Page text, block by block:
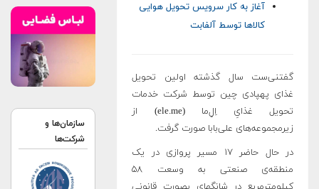
آغاز به کار سرویس تحویل هوایی
کالاها توسط آلفابت
گفتنی‌ست سال گذشته اولین تحویل
غذای پهپادی چین توسط شرکت خدمات
تحویل غذایِ اِ‌لِ‌ما (ele.me) از
زیرمجموعه‌های علی‌بابا صورت گرفت.
در حال حاضر ۱۷ مسیر پروازی در یک
منطقه‌ی صنعتی به وسعت ۵۸
سازمان‌ها و
شرکت‌ها